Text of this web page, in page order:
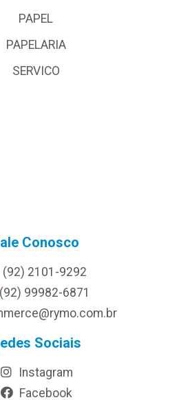
PAPEL
PAPELARIA
SERVICO
Conosco
(92) 2101-9292
(92) 99982-6871
Sociais
Instagram
Facebook